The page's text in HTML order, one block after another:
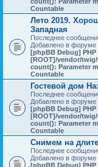
Countable
Лето 2019.
Западная
Последнее
Добавлено в форуме
[phpBB Debug] PHP
[ROOT]/vendor/
count(): Parameter
Countable
Гостевой дом
Последнее
Добавлено в форуме
[phpBB Debug] PHP
[ROOT]/vendor/
count(): Parameter
Countable
Снимем на
Последнее
Добавлено в форуме
[phpBB Debug] PHP